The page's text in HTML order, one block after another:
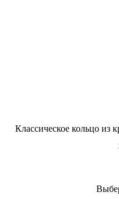
Классическое кольцо из